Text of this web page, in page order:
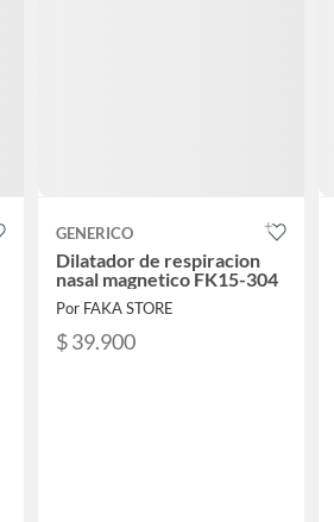
GENERICO
Dilatador de respiracion
nasal magnetico FK15-304
Por FAKA STORE
$ 39.900